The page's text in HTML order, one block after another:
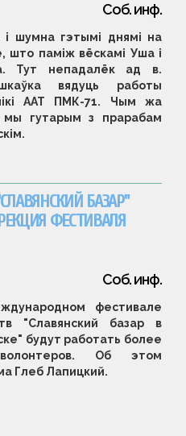
Соб. инф.
шумна гэтымі днямі на
што паміж вёскамі Уша і
Тут непадалёк ад в.
вядуць работы
ААТ ПМК-71. Чым жа
гутарым з прарабам
БАЗАР"
ФЕСТИВАЛЯ
Соб. инф.
фестивале
"Славянский базар в
будут работать более
Об этом
Глеб Лапицкий.